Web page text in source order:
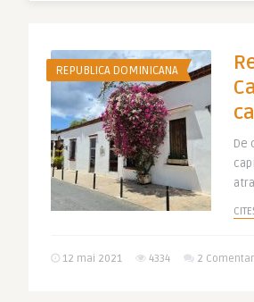
REPUBLICA DOMINICANA
De
12 mai 2021 4334 2